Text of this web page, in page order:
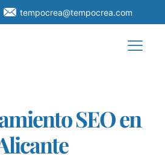
tempocrea@tempocrea.com
SEO en